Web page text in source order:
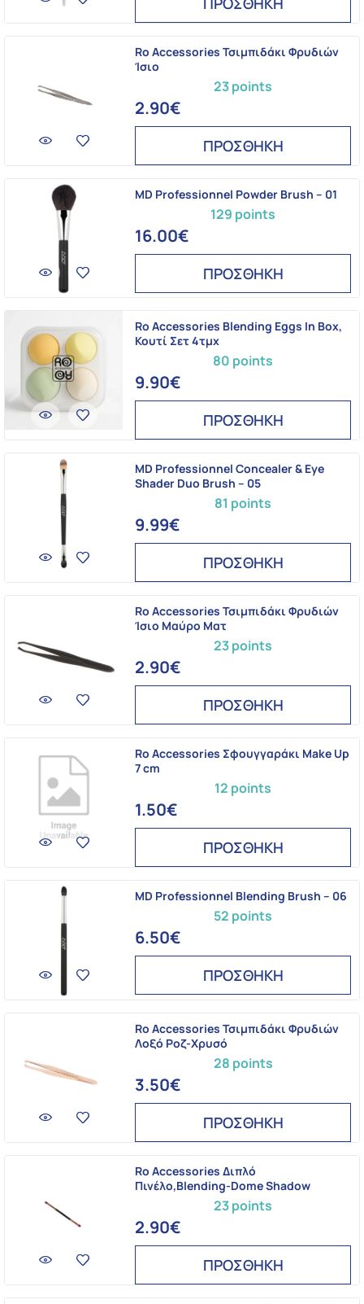
23 points
Ro Accessories Τσιμπιδάκι Φρυδιών
Ίσιο
2.90€
ΠΡΟΣΘΗΚΗ
129 points
MD Professionnel Powder Brush – 01
16.00€
ΠΡΟΣΘΗΚΗ
80 points
Ro Accessories Blending Eggs In Box,
Κουτί Σετ 4τμχ
9.90€
ΠΡΟΣΘΗΚΗ
81 points
MD Professionnel Concealer & Eye
Shader Duo Brush – 05
9.99€
ΠΡΟΣΘΗΚΗ
23 points
Ro Accessories Τσιμπιδάκι Φρυδιών
Ίσιο Μαύρο Ματ
2.90€
ΠΡΟΣΘΗΚΗ
12 points
Ro Accessories Σφουγγαράκι Make Up
7 cm
1.50€
ΠΡΟΣΘΗΚΗ
52 points
MD Professionnel Blending Brush – 06
6.50€
ΠΡΟΣΘΗΚΗ
28 points
Ro Accessories Τσιμπιδάκι Φρυδιών
Λοξό Ροζ-Χρυσό
3.50€
ΠΡΟΣΘΗΚΗ
23 points
Ro Accessories Διπλό
Πινέλο,Blending-Dome Shadow
2.90€
ΠΡΟΣΘΗΚΗ